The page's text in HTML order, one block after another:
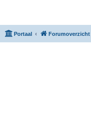
Portaal Forumoverzicht